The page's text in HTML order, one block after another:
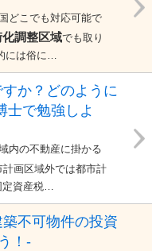
どこでも対応可能で
調整区域でも取り
には俗に…
か？どのように
士で勉強しよ
内の不動産に掛かる
計画区域外では都市計
資産税…
築不可物件の投資
！-